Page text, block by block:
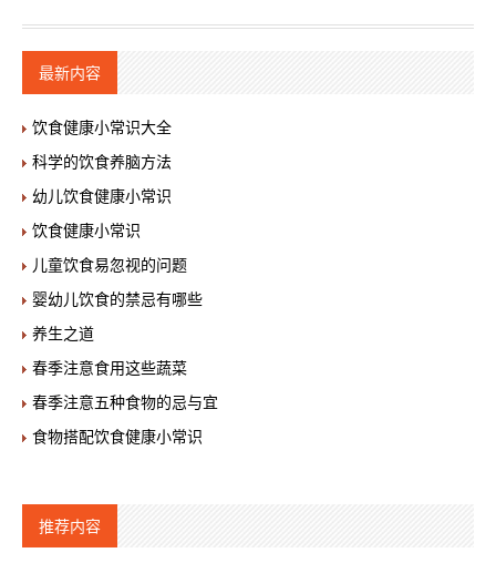
最新内容
饮食健康小常识大全
科学的饮食养脑方法
幼儿饮食健康小常识
饮食健康小常识
儿童饮食易忽视的问题
婴幼儿饮食的禁忌有哪些
养生之道
春季注意食用这些蔬菜
春季注意五种食物的忌与宜
食物搭配饮食健康小常识
推荐内容